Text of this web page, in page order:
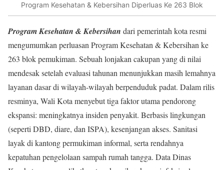
Program Kesehatan & Kebersihan Diperluas Ke 263 Blok
Program Kesehatan & Kebersihan dari pemerintah kota resmi
mengumumkan perluasan Program Kesehatan & Kebersihan ke
263 blok pemukiman. Sebuah lonjakan cakupan yang di nilai
mendesak setelah evaluasi tahunan menunjukkan masih lemahnya
layanan dasar di wilayah-wilayah berpenduduk padat. Dalam rilis
resminya, Wali Kota menyebut tiga faktor utama pendorong
ekspansi: meningkatnya insiden penyakit. Berbasis lingkungan
(seperti DBD, diare, dan ISPA), kesenjangan akses. Sanitasi
layak di kantong permukiman informal, serta rendahnya
kepatuhan pengelolaan sampah rumah tangga. Data Dinas